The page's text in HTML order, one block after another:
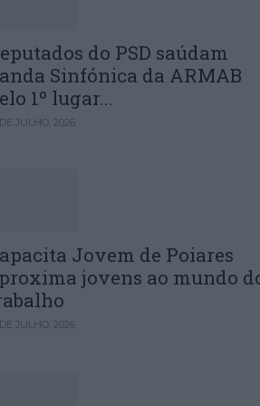
do PSD saúdam
Sinfónica da ARMAB
1º lugar...
JULHO, 2026
Jovem de Poiares
jovens ao mundo
JULHO, 2026